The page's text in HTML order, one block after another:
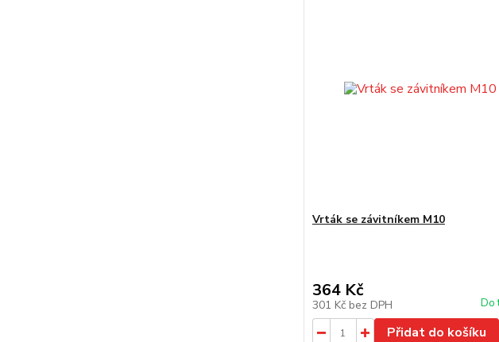
Vrták se závitníkem M10
364 Kč
301 Kč bez DPH Do
Přidat do košíku